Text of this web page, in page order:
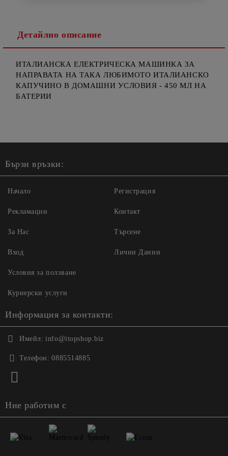
Детайлно описание
ИТАЛИАНСКА ЕЛЕКТРИЧЕСКА МАШИНКА ЗА
НАПРАВАТА НА ТАКА ЛЮБИМОТО ИТАЛИАНСКО
КАПУЧИНО В ДОМАШНИ УСЛОВИЯ - 450 МЛ НА
БАТЕРИИ
Бързи връзки:
Начало
Рекламации
За Нас
Вход
Регистрация
Контакт
Търсене
Лични Данни
Условия за ползване
Куриерски услуги
Информация за контакти:
Имейл: info@itopshop.biz
Телефон: 0885514885
Ние работим с